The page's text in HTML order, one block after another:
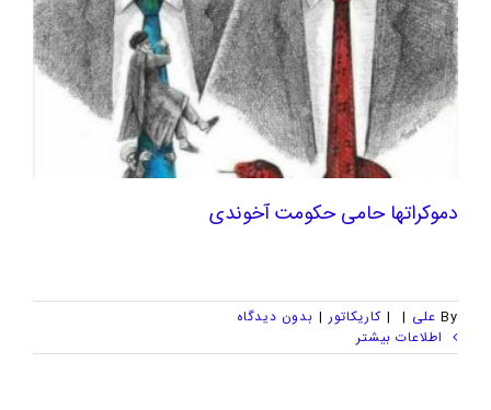
دموکراتها حامی حکومت آخوندی
By علی |
| کاریکاتور | بدون ديدگاه
اطلاعات بیشتر